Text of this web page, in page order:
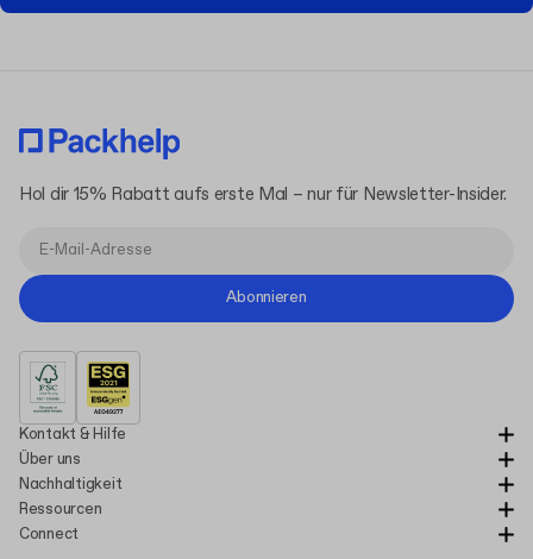
Kontakt & Hilfe
Über uns
Nachhaltigkeit
Ressourcen
Connect
Hol dir 15% Rabatt aufs erste Mal – nur für Newsletter-Insider.
Abonnieren